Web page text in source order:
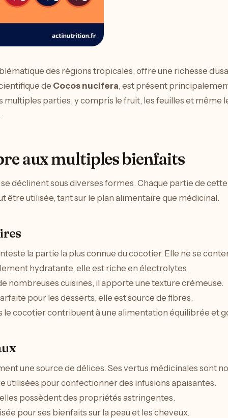
des régions tropicales, offre une richesse
de Cocos nucifera, est présent
multiples parties, y compris le fruit, les feuilles et même
aux multiples bienfaits
se déclinent sous diverses formes. Chaque partie de cette
être utilisée, tant sur le plan alimentaire que médicinal.
la partie la plus connue du cocotier. Elle ne se
hydratante, elle est riche en électrolytes.
nombreuses cuisines, il apporte une texture crémeuse.
pour les desserts, elle est source de fibres.
le cocotier contribuent à une alimentation équilibrée et
une source de délices. Ses vertus médicinales sont
utilisées pour confectionner des infusions apaisantes.
possèdent des propriétés astringentes.
pour ses bienfaits sur la peau et les cheveux.